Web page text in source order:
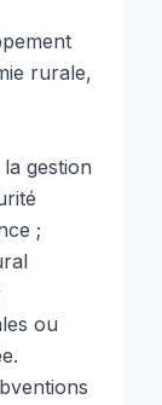
rurale,
gestion
;
ou